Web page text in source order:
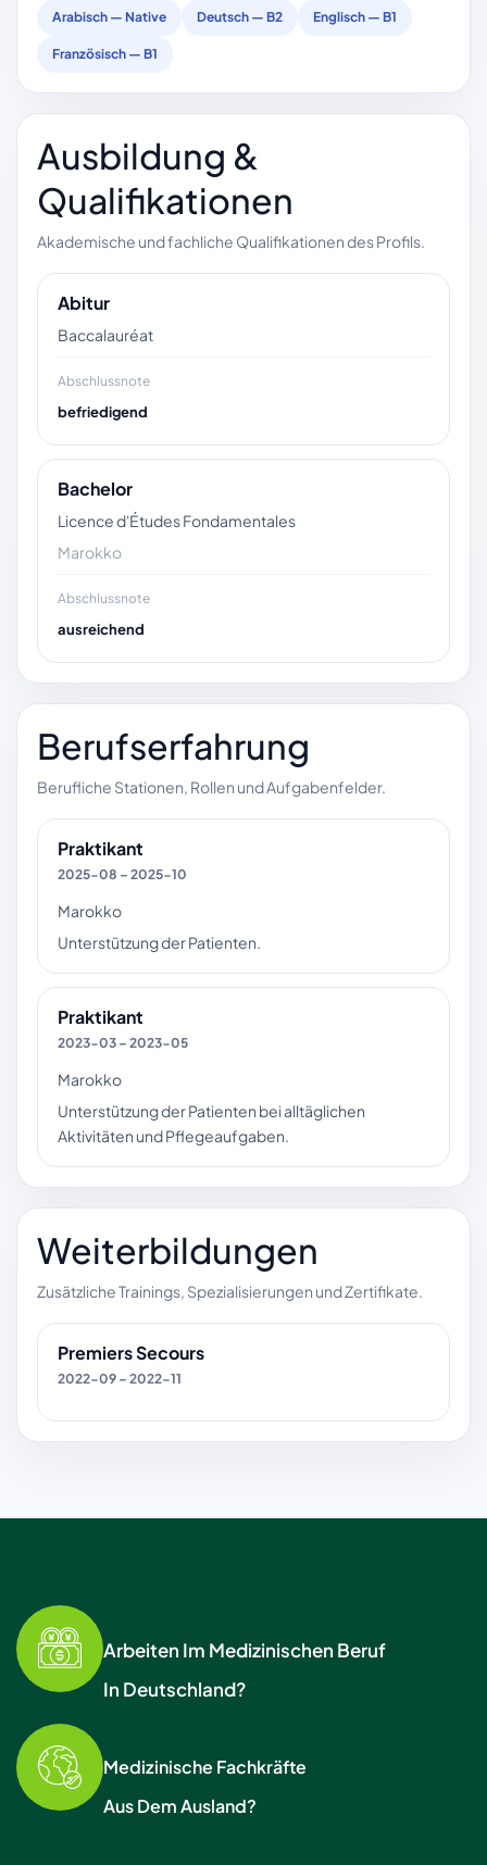
Arabisch — Native Deutsch — B2 Englisch — B1
Französisch — B1
Ausbildung &
Qualifikationen
Akademische und fachliche Qualifikationen des Profils.
Abitur
Baccalauréat
Abschlussnote
befriedigend
Bachelor
Licence d'Études Fondamentales
Marokko
Abschlussnote
ausreichend
Berufserfahrung
Berufliche Stationen, Rollen und Aufgabenfelder.
Praktikant
2025-08 – 2025-10
Marokko
Unterstützung der Patienten.
Praktikant
2023-03 – 2023-05
Marokko
Unterstützung der Patienten bei alltäglichen
Aktivitäten und Pflegeaufgaben.
Weiterbildungen
Zusätzliche Trainings, Spezialisierungen und Zertifikate.
Premiers Secours
2022-09 – 2022-11
Arbeiten Im Medizinischen Beruf
In Deutschland?
Medizinische Fachkräfte
Aus Dem Ausland?